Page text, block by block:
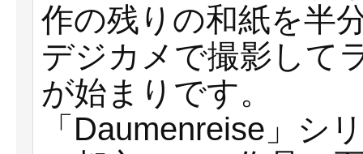
作の残りの和紙を半
デジカメで撮影して
が始まりです。
「Daumenreise」シ